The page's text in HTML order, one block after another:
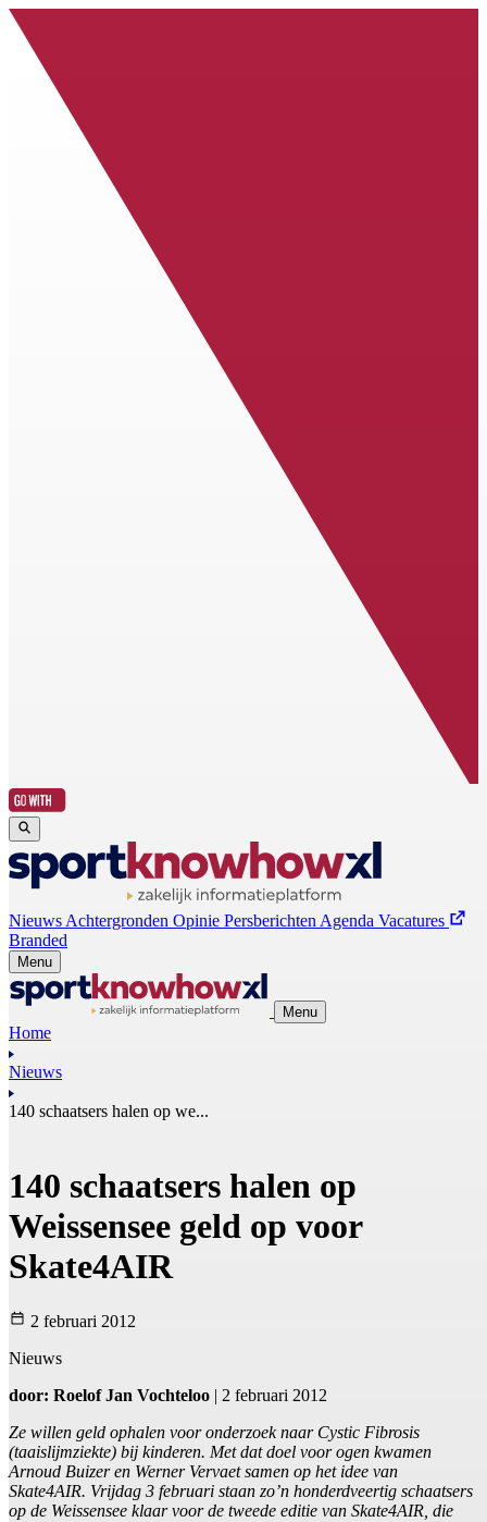
Nieuws Achtergronden Opinie Persberichten Agenda Vacatures
Branded
Menu
Menu
Home
Nieuws
140 schaatsers halen op we...
140 schaatsers halen op
Weissensee geld op voor
Skate4AIR
2 februari 2012
Nieuws
door: Roelof Jan Vochteloo | 2 februari 2012
Ze willen geld ophalen voor onderzoek naar Cystic Fibrosis
(taaislijmziekte) bij kinderen. Met dat doel voor ogen kwamen
Arnoud Buizer en Werner Vervaet samen op het idee van
Skate4AIR. Vrijdag 3 februari staan zo’n honderdveertig schaatsers
op de Weissensee klaar voor de tweede editie van Skate4AIR, die